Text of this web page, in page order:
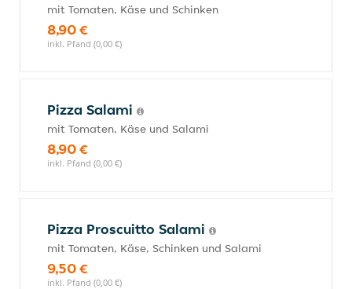
mit Tomaten, Käse und Schinken
8,90 €
inkl. Pfand (0,00 €)
Pizza Salami
mit Tomaten, Käse und Salami
8,90 €
inkl. Pfand (0,00 €)
Pizza Proscuitto Salami
mit Tomaten, Käse, Schinken und Salami
9,50 €
inkl. Pfand (0,00 €)